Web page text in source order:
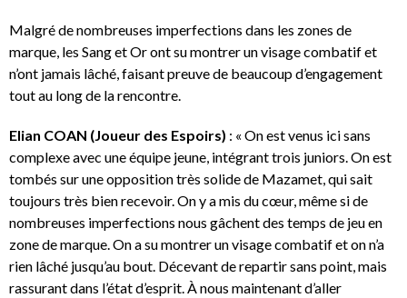
Malgré de nombreuses imperfections dans les zones de
marque, les Sang et Or ont su montrer un visage combatif et
n’ont jamais lâché, faisant preuve de beaucoup d’engagement
tout au long de la rencontre.
Elian COAN (Joueur des Espoirs) : « On est venus ici sans
complexe avec une équipe jeune, intégrant trois juniors. On est
tombés sur une opposition très solide de Mazamet, qui sait
toujours très bien recevoir. On y a mis du cœur, même si de
nombreuses imperfections nous gâchent des temps de jeu en
zone de marque. On a su montrer un visage combatif et on n’a
rien lâché jusqu’au bout. Décevant de repartir sans point, mais
rassurant dans l’état d’esprit. À nous maintenant d’aller